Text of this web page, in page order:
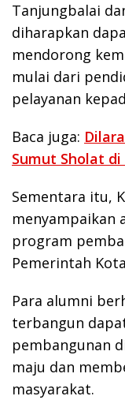
Tanjungbalai
diharapkan
mendorong
mulai dari
pelayanan
Baca juga:
Sumut Sholat
Sementara itu,
menyampaikan
program
Pemerintah
Para alumni
terbangun
pembangunan
maju dan
masyarakat.